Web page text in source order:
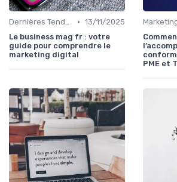
Dernières Tendances en Marketing Digital • 13/11/2025
Le business mag fr : votre
guide pour comprendre le
marketing digital
PME et